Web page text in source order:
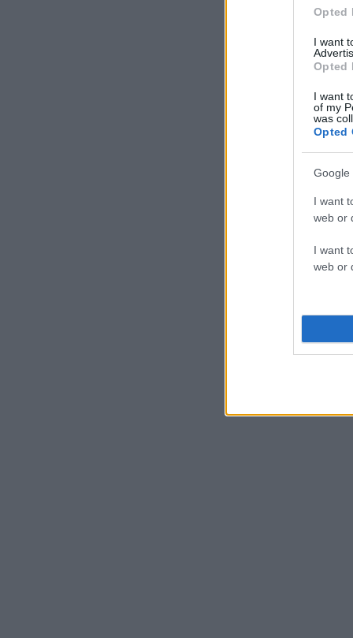
Opted
I want
Opted
I want
of my
was
Opted
Google
I want
web or
I want
web or